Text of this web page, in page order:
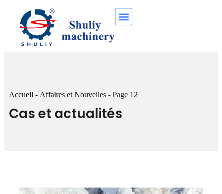
Accueil - Affaires et Nouvelles - Page 12
Cas et actualités